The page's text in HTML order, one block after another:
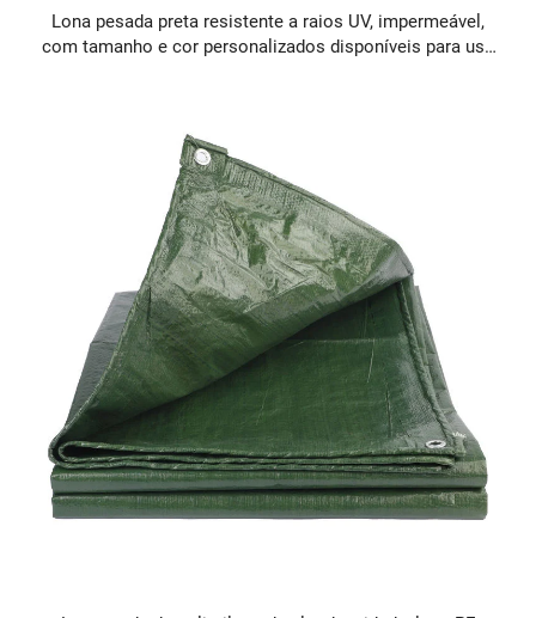
Lona pesada preta resistente a raios UV, impermeável,
com tamanho e cor personalizados disponíveis para uso